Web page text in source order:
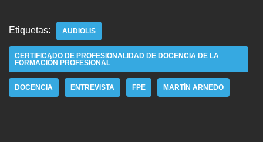
Etiquetas: AUDIOLIS
CERTIFICADO DE PROFESIONALIDAD DE DOCENCIA DE LA
FORMACIÓN PROFESIONAL
DOCENCIA ENTREVISTA FPE MARTÍN ARNEDO